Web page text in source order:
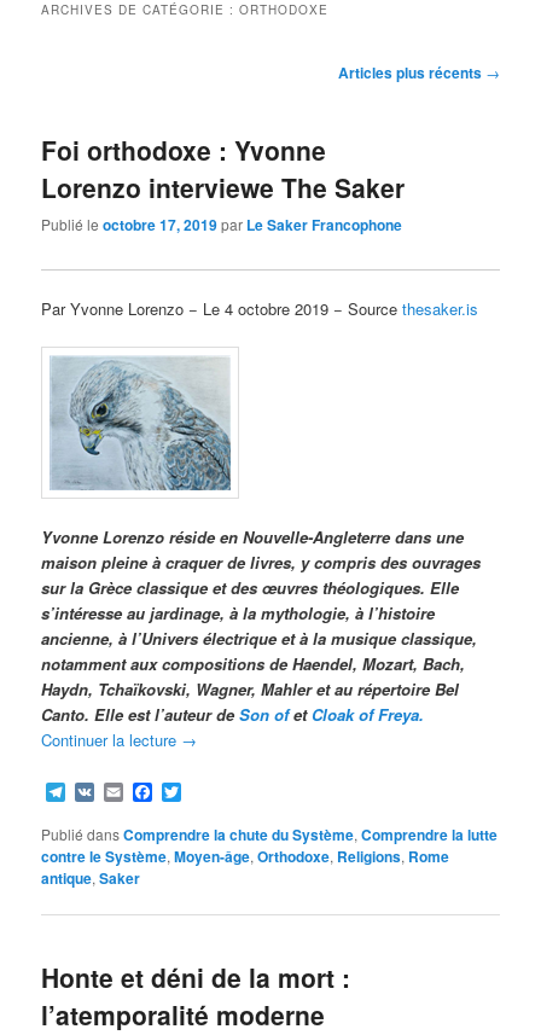
ARCHIVES DE CATÉGORIE :ORTHODOXE
Articles plus récents →
Foi orthodoxe : Yvonne
Lorenzo interviewe The Saker
Publié leoctobre 17, 2019par Le Saker Francophone
Par Yvonne Lorenzo − Le 4 octobre 2019 − Sourcethesaker.is
Yvonne Lorenzo réside en Nouvelle-Angleterre dans une
maison pleine à craquer de livres, y compris des ouvrages
sur la Grèce classique et des œuvres théologiques. Elle
s’intéresse au jardinage, à la mythologie, à l’histoire
ancienne, à l’Univers électrique et à la musique classique,
notamment aux compositions de Haendel, Mozart, Bach,
Haydn, Tchaïkovski, Wagner, Mahler et au répertoire Bel
Canto. Elle est l’auteur deSon ofet Cloak of Freya.
Continuer la lecture →
Telegram
VK EmailFacebook
Publié dansComprendre la chute du Système,Comprendre la lutte
contre le Système,Moyen-âge,Orthodoxe, Religions, Rome
antique,Saker
Honte et déni de la mort :
l’atemporalité moderne